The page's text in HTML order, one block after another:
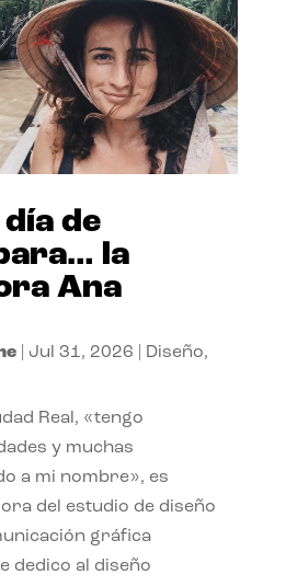
de
la
Ana
| Jul 31, 2026 Diseño,
Real, «tengo
y muchas
a mi nombre», es
del estudio de diseño
gráfica
dedico al diseño